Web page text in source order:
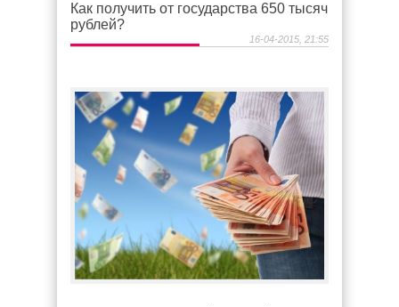
Исмагил Шангареев. В поисках внутренней
Как получить от государства 650 тысяч
рублей?
16-04-2015, 21:55